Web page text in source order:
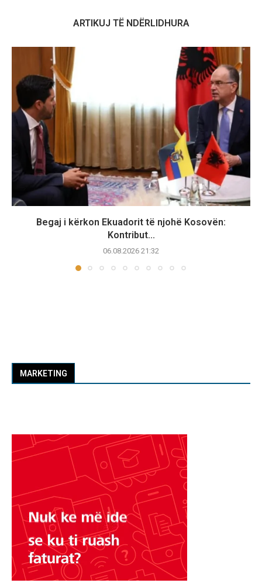
ARTIKUJ TË NDËRLIDHURA
Begaj i kërkon Ekuadorit të njohë Kosovën:
Kontribut...
06.08.2026 21:32
MARKETING